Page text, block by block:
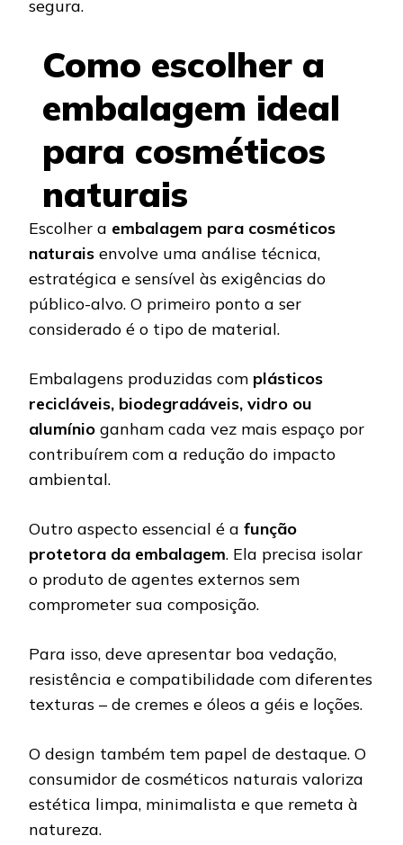
segura.
Como escolher a
embalagem ideal
para cosméticos
naturais
Escolher a embalagem para cosméticos
naturais envolve uma análise técnica,
estratégica e sensível às exigências do
público-alvo. O primeiro ponto a ser
considerado é o tipo de material.
Embalagens produzidas com plásticos
recicláveis, biodegradáveis, vidro ou
alumínio ganham cada vez mais espaço por
contribuírem com a redução do impacto
ambiental.
Outro aspecto essencial é a função
protetora da embalagem. Ela precisa isolar
o produto de agentes externos sem
comprometer sua composição.
Para isso, deve apresentar boa vedação,
resistência e compatibilidade com diferentes
texturas – de cremes e óleos a géis e loções.
O design também tem papel de destaque. O
consumidor de cosméticos naturais valoriza
estética limpa, minimalista e que remeta à
natureza.